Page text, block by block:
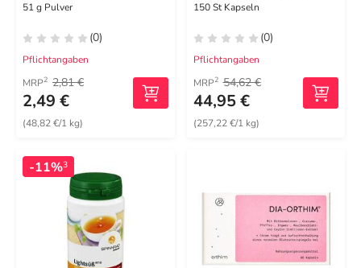
51 g Pulver
(0)
Pflichtangaben
MRP2 2,81 €
2,49 €
(48,82 €/1 kg)
150 St Kapseln
(0)
Pflichtangaben
MRP2 54,62 €
44,95 €
(257,22 €/1 kg)
-11%3